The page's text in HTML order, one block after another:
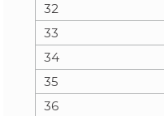
32
33
34
35
36